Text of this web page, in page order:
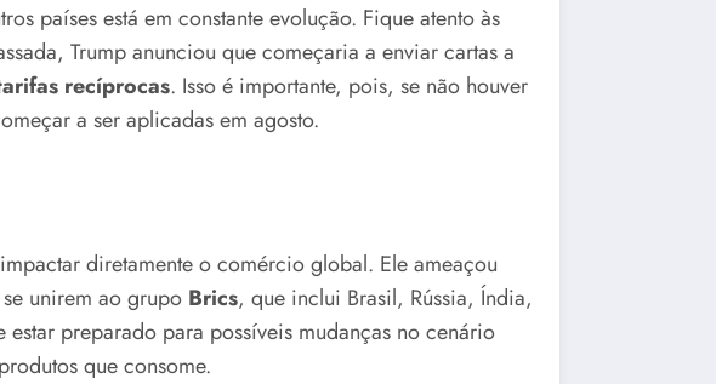
países está em constante evolução. Fique atento às
Trump anunciou que começaria a enviar cartas a
recíprocas. Isso é importante, pois, se não houver
a ser aplicadas em agosto.
diretamente o comércio global. Ele ameaçou
unirem ao grupo Brics, que inclui Brasil, Rússia, Índia,
preparado para possíveis mudanças no cenário
que consome.